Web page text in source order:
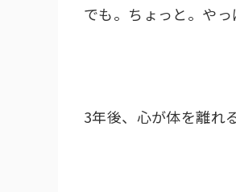
でも。ちょっと。やっ
3年後、心が体を離れ